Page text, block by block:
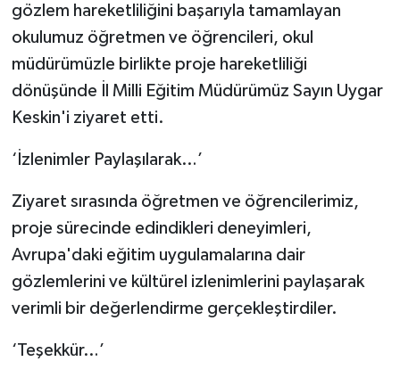
gözlem hareketliliğini başarıyla tamamlayan
okulumuz öğretmen ve öğrencileri, okul
müdürümüzle birlikte proje hareketliliği
dönüşünde İl Milli Eğitim Müdürümüz Sayın Uygar
Keskin'i ziyaret etti.
‘İzlenimler Paylaşılarak…’
​Ziyaret sırasında öğretmen ve öğrencilerimiz,
proje sürecinde edindikleri deneyimleri,
Avrupa'daki eğitim uygulamalarına dair
gözlemlerini ve kültürel izlenimlerini paylaşarak
verimli bir değerlendirme gerçekleştirdiler.
‘Teşekkür…’